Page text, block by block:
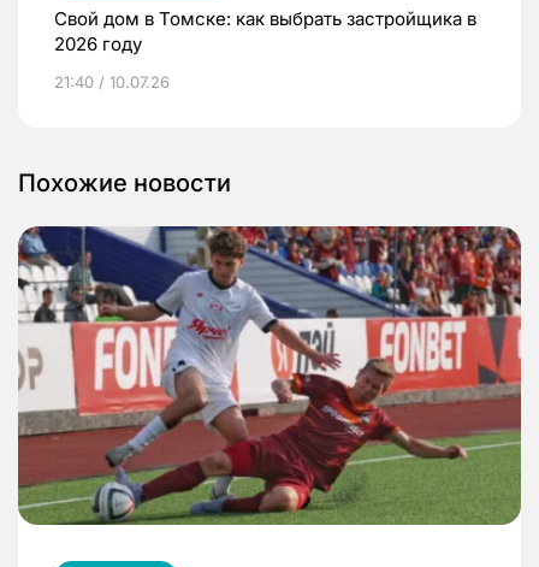
Свой дом в Томске: как выбрать застройщика в
2026 году
21:40 / 10.07.26
Похожие новости